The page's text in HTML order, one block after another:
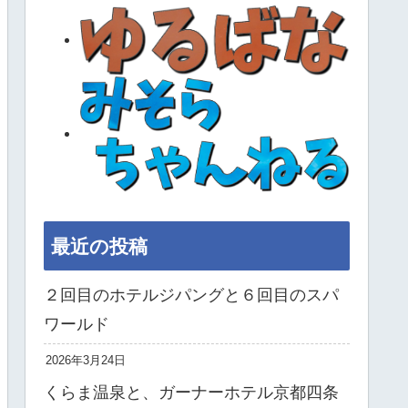
最近の投稿
２回目のホテルジパングと６回目のスパ
ワールド
2026年3月24日
くらま温泉と、ガーナーホテル京都四条